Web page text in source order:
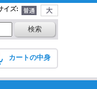
イズ:
カートの中身